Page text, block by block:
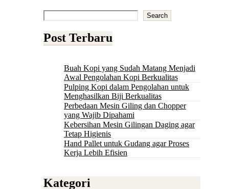
Search
Post Terbaru
Buah Kopi yang Sudah Matang Menjadi
Awal Pengolahan Kopi Berkualitas
Pulping Kopi dalam Pengolahan untuk
Menghasilkan Biji Berkualitas
Perbedaan Mesin Giling dan Chopper
yang Wajib Dipahami
Kebersihan Mesin Gilingan Daging agar
Tetap Higienis
Hand Pallet untuk Gudang agar Proses
Kerja Lebih Efisien
Kategori